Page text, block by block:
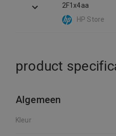
2F1x4aa
HP Store
product
Algemeen
Kleur